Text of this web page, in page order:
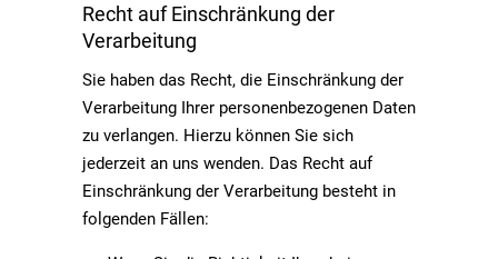
Recht auf Einschränkung der
Verarbeitung
Sie haben das Recht, die Einschränkung der
Verarbeitung Ihrer personenbezogenen Daten
zu verlangen. Hierzu können Sie sich
jederzeit an uns wenden. Das Recht auf
Einschränkung der Verarbeitung besteht in
folgenden Fällen: